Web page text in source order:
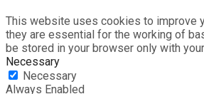
This website uses cookies to improve
they are essential for the working of
be stored in your browser only with
Necessary
Necessary
Always Enabled